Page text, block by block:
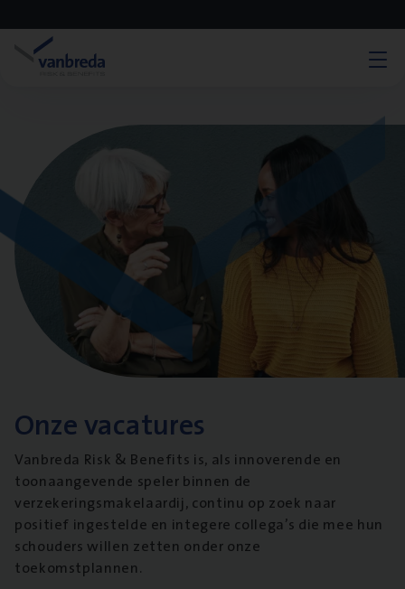
Onze vacatures
Vanbreda Risk & Benefits is, als innoverende en
toonaangevende speler binnen de
verzekeringsmakelaardij, continu op zoek naar
positief ingestelde en integere collega’s die mee hun
schouders willen zetten onder onze
toekomstplannen.